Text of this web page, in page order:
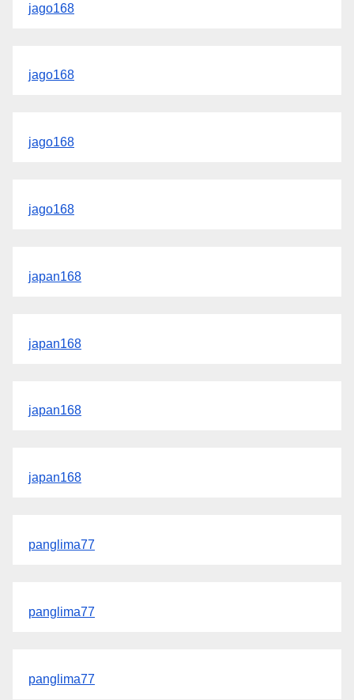
jago168
jago168
jago168
jago168
japan168
japan168
japan168
japan168
panglima77
panglima77
panglima77